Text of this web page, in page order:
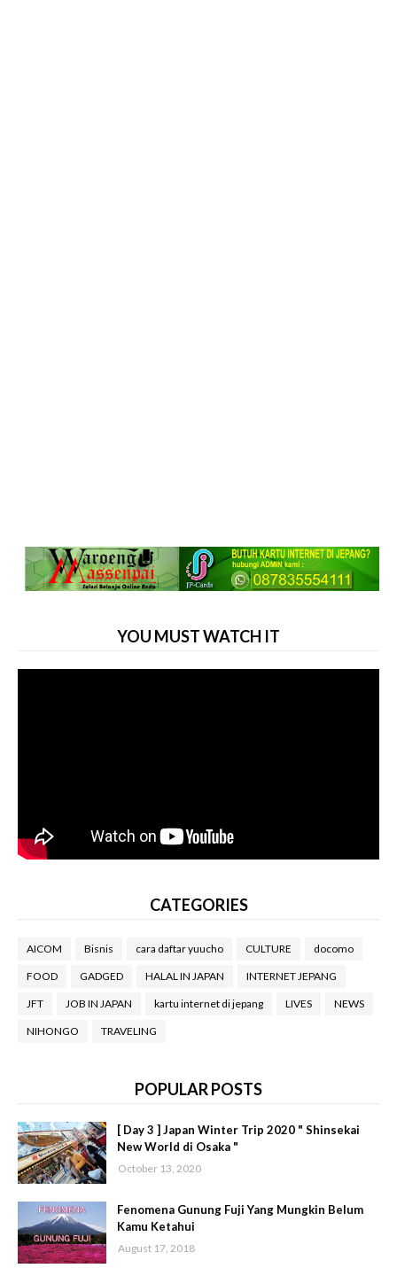
YOU MUST WATCH IT
CATEGORIES
AICOM Bisnis cara daftar yuucho CULTURE docomo
FOOD GADGED HALAL IN JAPAN INTERNET JEPANG
JFT JOB IN JAPAN kartu internet di jepang LIVES NEWS
NIHONGO TRAVELING
POPULAR POSTS
[ Day 3 ] Japan Winter Trip 2020 " Shinsekai
New World di Osaka "
October 13, 2020
Fenomena Gunung Fuji Yang Mungkin Belum
Kamu Ketahui
August 17, 2018